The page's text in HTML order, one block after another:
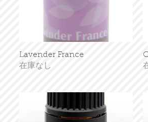
クイックビュー
Lavender France
在庫なし